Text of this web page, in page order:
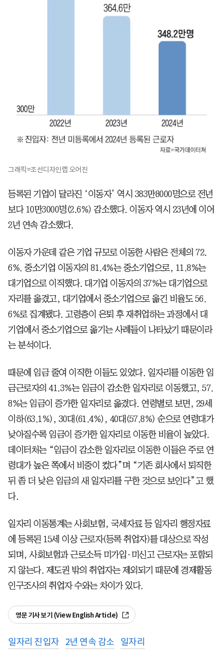
그래픽=조선디자인랩 오어진
등록된 기업이 달라진 ‘이동자’ 역시 383만8000명으로 전년
보다 10만3000명(2.6%) 감소했다. 이동자 역시 23년에 이어
2년 연속 감소했다.
이동자 가운데 같은 기업 규모로 이동한 사람은 전체의 72.
6%. 중소기업 이동자의 81.4%는 중소기업으로, 11.8%는
대기업으로 이직했다. 대기업 이동자의 37%는 대기업으로
자리를 옮겼고, 대기업에서 중소기업으로 옮긴 비율도 56.
6%로 집계됐다. 고령층이 은퇴 후 재취업하는 과정에서 대
기업에서 중소기업으로 옮기는 사례들이 나타났기 때문이라
는 분석이다.
때문에 임금 줄여 이직한 이들도 있었다. 일자리를 이동한 임
금근로자의 41.3%는 임금이 감소한 일자리로 이동했고, 57.
8%는 임금이 증가한 일자리로 옮겼다. 연령별로 보면, 29세
이하(63.1%), 30대(61.4%), 40대(57.8%) 순으로 연령대가
낮아질수록 임금이 증가한 일자리로 이동한 비율이 높았다.
데이터처는 “임금이 감소한 일자리로 이동한 이들은 주로 연
령대가 높은 쪽에서 비중이 컸다”며 “기존 회사에서 퇴직한
뒤 좀 더 낮은 임금의 새 일자리를 구한 것으로 보인다”고 했
다.
일자리 이동통계는 사회보험, 국세자료 등 일자리 행정자료
에 등록된 15세 이상 근로자(등록 취업자)를 대상으로 작성
되며, 사회보험과 근로소득 미가입·미신고 근로자는 포함되
지 않는다. 제도권 밖의 취업자는 제외되기 때문에 경제활동
인구조사의 취업자 수와는 차이가 있다.
영문 기사 보기 (View English Article)
일자리 진입자 2년 연속 감소 일자리